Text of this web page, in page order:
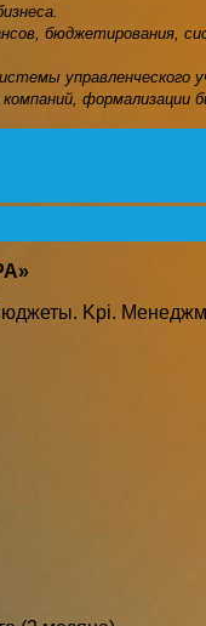
бюджетирования,
управленческого
формализации
Kpi.